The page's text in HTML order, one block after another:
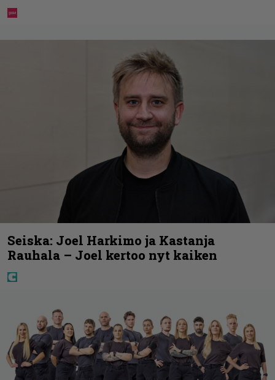
Seiska: Joel Harkimo ja Kastanja
Rauhala – Joel kertoo nyt kaiken